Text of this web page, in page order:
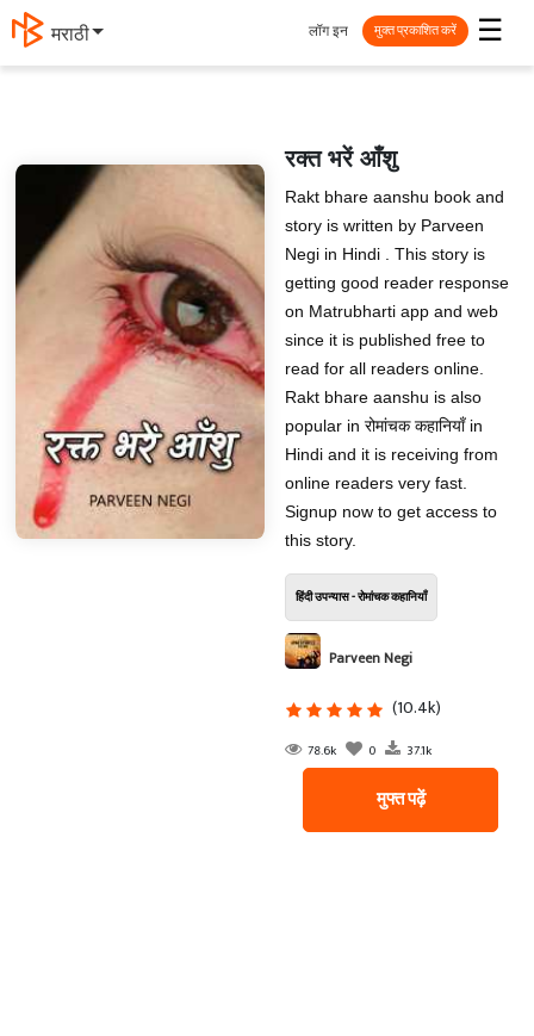
मराठी ☰
लॉग इन मुक्त प्रकाशित करें
रक्त भरें आँशु
Rakt bhare aanshu book and
story is written by Parveen
Negi in Hindi . This story is
getting good reader response
on Matrubharti app and web
since it is published free to
read for all readers online.
Rakt bhare aanshu is also
popular in रोमांचक कहानियाँ in
Hindi and it is receiving from
online readers very fast.
Signup now to get access to
this story.
हिंदी उपन्यास - रोमांचक कहानियाँ
Parveen Negi
(10.4k)
78.6k 0 37.1k
मुफ्त पढ़ें